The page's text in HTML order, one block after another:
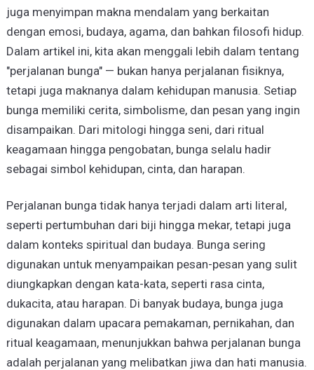
juga menyimpan makna mendalam yang berkaitan
dengan emosi, budaya, agama, dan bahkan filosofi hidup.
Dalam artikel ini, kita akan menggali lebih dalam tentang
"perjalanan bunga" — bukan hanya perjalanan fisiknya,
tetapi juga maknanya dalam kehidupan manusia. Setiap
bunga memiliki cerita, simbolisme, dan pesan yang ingin
disampaikan. Dari mitologi hingga seni, dari ritual
keagamaan hingga pengobatan, bunga selalu hadir
sebagai simbol kehidupan, cinta, dan harapan.
Perjalanan bunga tidak hanya terjadi dalam arti literal,
seperti pertumbuhan dari biji hingga mekar, tetapi juga
dalam konteks spiritual dan budaya. Bunga sering
digunakan untuk menyampaikan pesan-pesan yang sulit
diungkapkan dengan kata-kata, seperti rasa cinta,
dukacita, atau harapan. Di banyak budaya, bunga juga
digunakan dalam upacara pemakaman, pernikahan, dan
ritual keagamaan, menunjukkan bahwa perjalanan bunga
adalah perjalanan yang melibatkan jiwa dan hati manusia.